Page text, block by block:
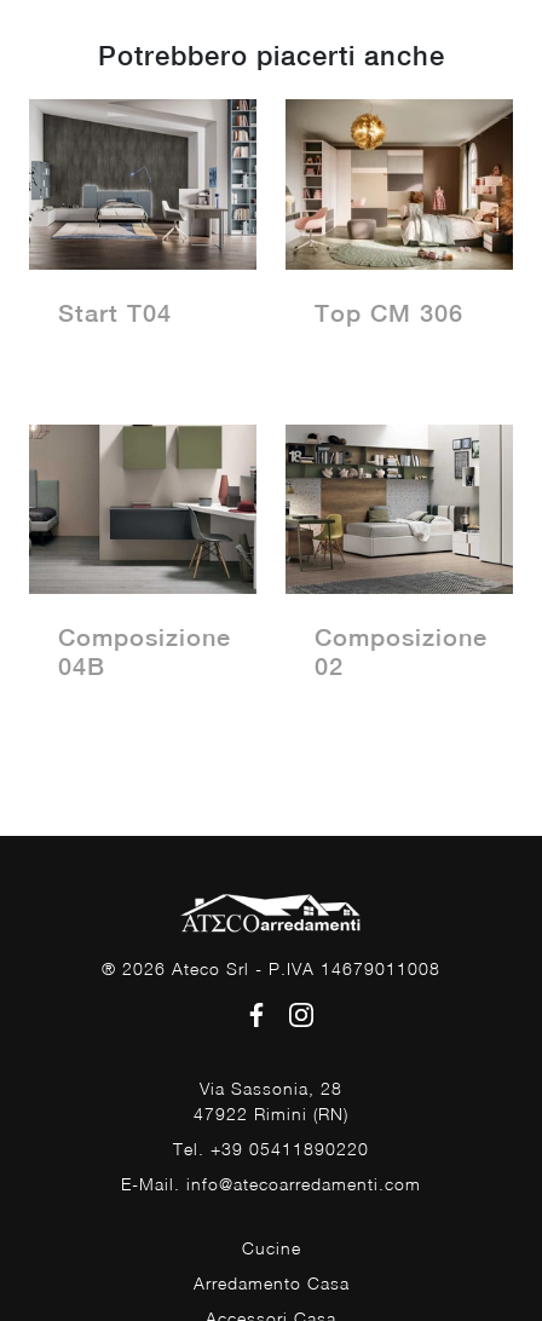
Potrebbero piacerti anche
Start T04 Top CM 306
Composizione
04B
Composizione
02
® 2026 Ateco Srl - P.IVA 14679011008
Via Sassonia, 28
47922 Rimini (RN)
Tel. +39 05411890220
E-Mail. info@atecoarredamenti.com
Cucine
Arredamento Casa